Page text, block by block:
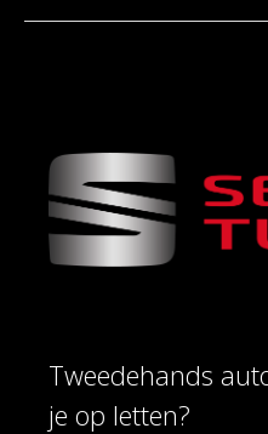
Tweedehands
je op letten?